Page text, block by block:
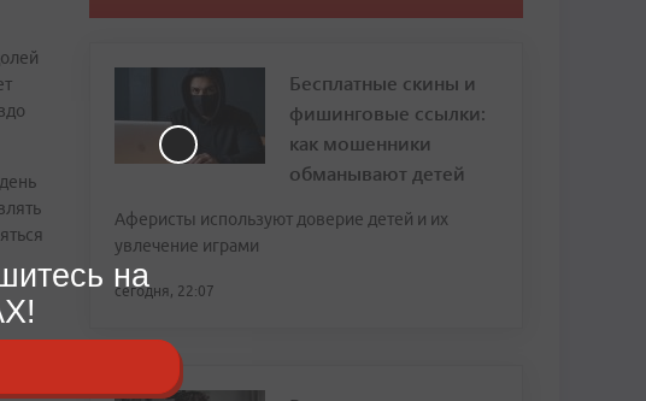
Бесплатные скины и
фишинговые ссылки:
как мошенники
обманывают детей
Аферисты используют доверие детей и их
увлечение играми
сегодня, 22:07
на